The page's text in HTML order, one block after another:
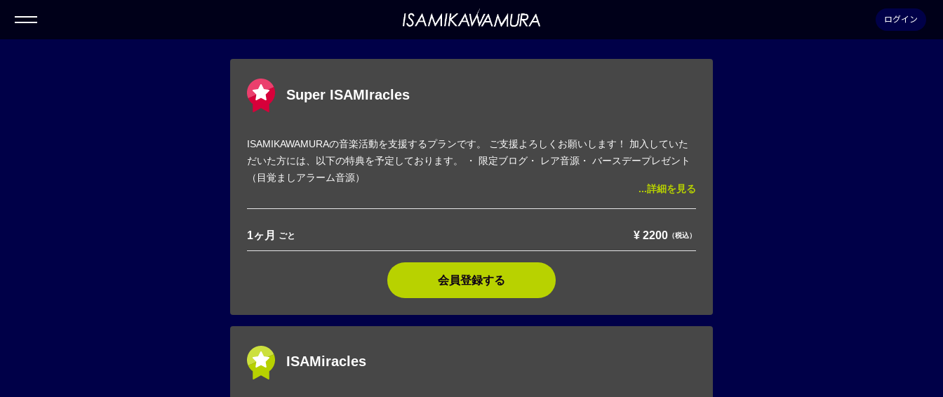
ログイン
Super ISAMIracles
ISAMIKAWAMURAの音楽活動を支援するプランです。 ご支援よろしくお願いします！ 加入していた
だいた方には、以下の特典を予定しております。 ・ 限定ブログ・ レア音源・ バースデープレゼント
（目覚ましアラーム音源）
...詳細を見る
1ヶ月 ごと ¥ 2200 （税込）
会員登録する
ISAMiracles